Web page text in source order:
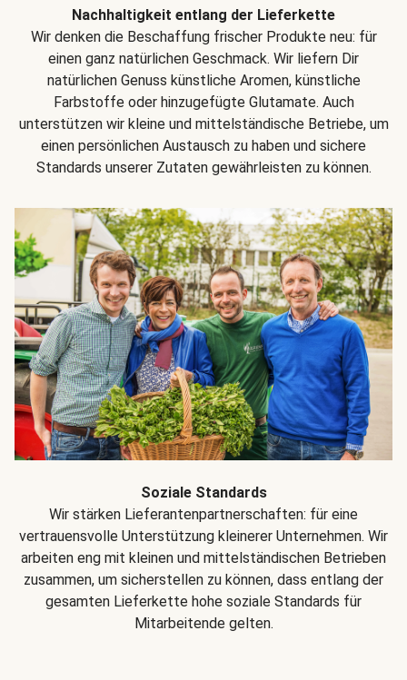
Nachhaltigkeit entlang der Lieferkette
Wir denken die Beschaffung frischer Produkte neu: für
einen ganz natürlichen Geschmack. Wir liefern Dir
natürlichen Genuss künstliche Aromen, künstliche
Farbstoffe oder hinzugefügte Glutamate. Auch
unterstützen wir kleine und mittelständische Betriebe, um
einen persönlichen Austausch zu haben und sichere
Standards unserer Zutaten gewährleisten zu können.
Soziale Standards
Wir stärken Lieferantenpartnerschaften: für eine
vertrauensvolle Unterstützung kleinerer Unternehmen. Wir
arbeiten eng mit kleinen und mittelständischen Betrieben
zusammen, um sicherstellen zu können, dass entlang der
gesamten Lieferkette hohe soziale Standards für
Mitarbeitende gelten.